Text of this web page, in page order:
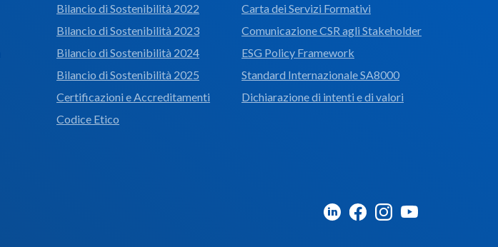
Bilancio di Sostenibilità 2022
Bilancio di Sostenibilità 2023
Bilancio di Sostenibilità 2024
Bilancio di Sostenibilità 2025
Certificazioni e Accreditamenti
Codice Etico
Carta dei Servizi Formativi
Comunicazione CSR agli Stakeholder
ESG Policy Framework
Standard Internazionale SA8000
Dichiarazione di intenti e di valori